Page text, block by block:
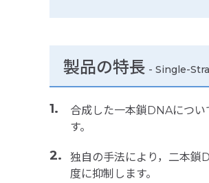
製品の特長 - Single-
合成した一本鎖DNAにつ
す。
独自の手法により，二本鎖
度に抑制します。